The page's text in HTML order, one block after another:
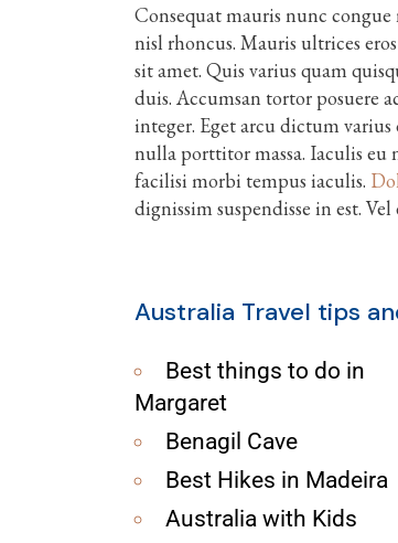
Consequat mauris nunc
nisl rhoncus. Mauris ultrices
sit amet. Quis varius quam
duis. Accumsan tortor posuere
integer. Eget arcu dictum
nulla porttitor massa. Iaculis
facilisi morbi tempus iaculis.
dignissim suspendisse in est. Vel
Australia Travel tips
Best things to do in
Margaret
Benagil Cave
Best Hikes in Madeira
Australia with Kids